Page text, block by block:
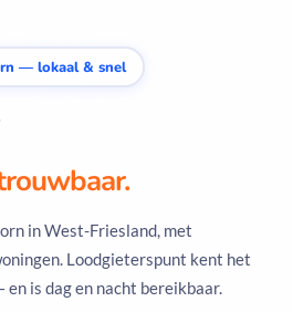
— lokaal & snel
in West-Friesland, met
Loodgieterspunt kent het
is dag en nacht bereikbaar.